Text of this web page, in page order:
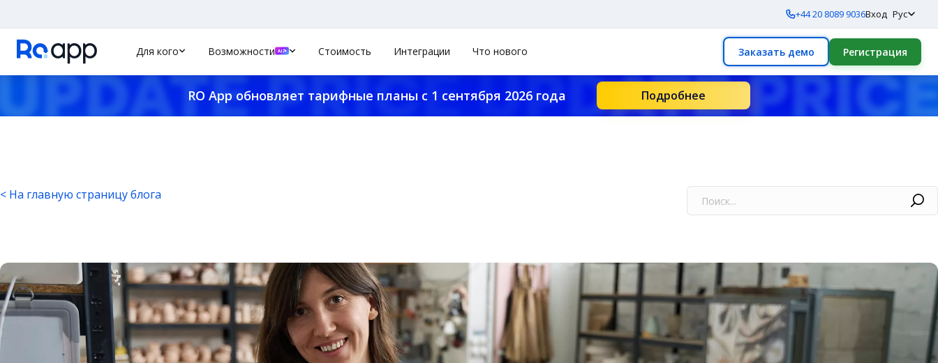
+44 20 8089 9036Вход Рус
Для кого Возможности Стоимость Интеграции Что нового Заказать демо Регистрация
RO App обновляет тарифные планы с 1 сентября 2026 года Подробнее
< На главную страницу блога